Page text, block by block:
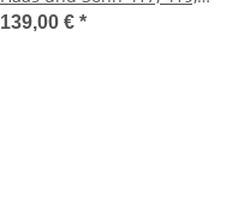
432, 434, 517, 519, 521, 538
139,00 € *